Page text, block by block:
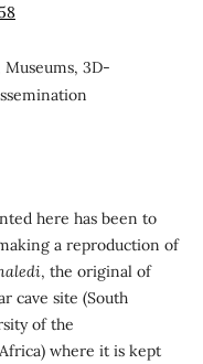
3D-
here has been to
a reproduction of
, the original of
cave site (South
of the
where it is kept